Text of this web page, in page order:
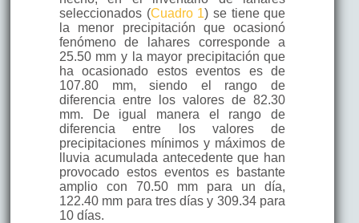
seleccionados (Cuadro 1) se tiene que
la menor precipitación que ocasionó
fenómeno de lahares corresponde a
25.50 mm y la mayor precipitación que
ha ocasionado estos eventos es de
107.80 mm, siendo el rango de
diferencia entre los valores de 82.30
mm. De igual manera el rango de
diferencia entre los valores de
precipitaciones mínimos y máximos de
lluvia acumulada antecedente que han
provocado estos eventos es bastante
amplio con 70.50 mm para un día,
122.40 mm para tres días y 309.34 para
10 días.